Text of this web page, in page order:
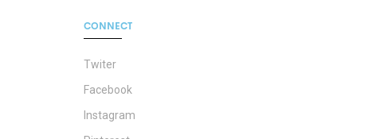
CONNECT
Twiter
Facebook
Instagram